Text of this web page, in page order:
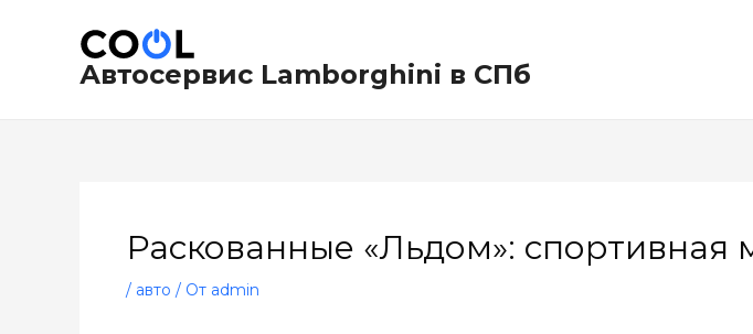
содержимомуАвтосервис Lamborghini в СПб
Раскованные «Льдом»:
/ авто / От admin
по
записям